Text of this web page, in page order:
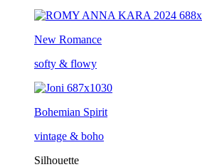
New Romance
softy & flowy
Bohemian Spirit
vintage & boho
Silhouette